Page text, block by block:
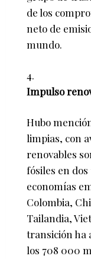
de los
neto de
mundo.
Impulso
Hubo
limpias, con
renovables
fósiles en
economías
Colombia,
Tailandia,
transición ha
los 708 000